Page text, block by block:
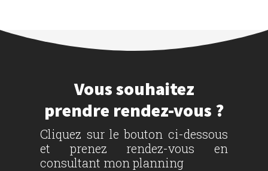
Vous souhaitez
prendre rendez-vous ?
Cliquez sur le bouton ci-dessous
et prenez rendez-vous en
consultant mon planning